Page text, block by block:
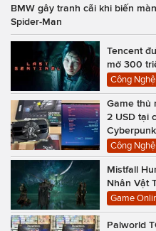
BMW gây tranh cãi khi biến
Spider-Man
Tencent
mở 300
Công Nghệ
Game thủ
2 USD tại
Công Nghệ
Mistfall
Nhân Vật
Game
Palworld